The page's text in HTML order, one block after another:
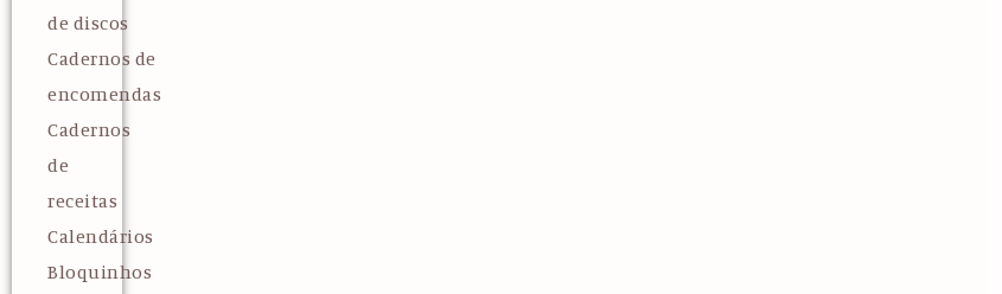
de discos
Cadernos de
encomendas
Cadernos
de
receitas
Calendários
Bloquinhos